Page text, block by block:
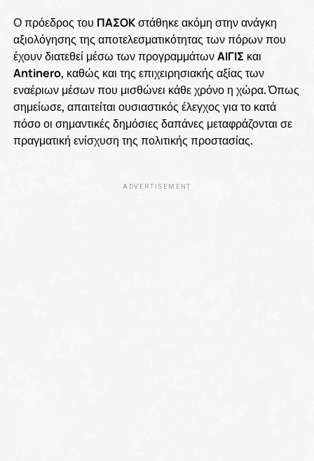
Ο πρόεδρος του ΠΑΣΟΚστάθηκε ακόμη στην ανάγκη
αξιολόγησης της αποτελεσματικότητας των πόρων που
έχουν διατεθεί μέσω των προγραμμάτωνΑΙΓΙΣ και
Antinero, καθώς και της επιχειρησιακής αξίας των
εναέριων μέσων που μισθώνει κάθε χρόνο η χώρα. Όπως
σημείωσε, απαιτείται ουσιαστικός έλεγχος για το κατά
πόσο οι σημαντικές δημόσιες δαπάνες μεταφράζονται σε
πραγματική ενίσχυση της πολιτικής προστασίας.
ADVERTISEMENT